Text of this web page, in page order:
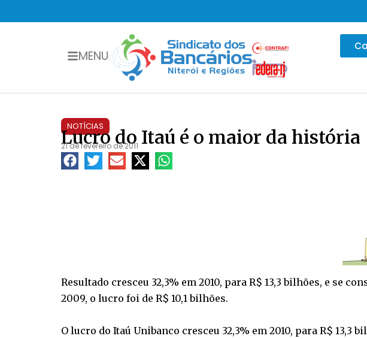
MENU
NOTÍCIAS
Lucro do Itaú é o maior da história
21 de fevereiro de 2011
Resultado cresceu 32,3% em 2010, para R$ 13,3 bilhões, e se
2009, o lucro foi de R$ 10,1 bilhões.
O lucro do Itaú Unibanco cresceu 32,3% em 2010, para R$